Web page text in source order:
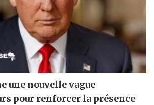
une nouvelle vague
pour renforcer la présence